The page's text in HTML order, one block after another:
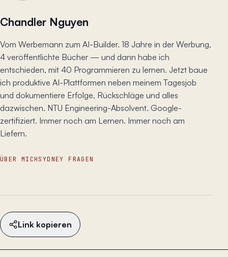
Chandler Nguyen
Vom Werbemann zum AI-Builder. 18 Jahre in der Werbung,
4 veröffentlichte Bücher — und dann habe ich
entschieden, mit 40 Programmieren zu lernen. Jetzt baue
ich produktive AI-Plattformen neben meinem Tagesjob
und dokumentiere Erfolge, Rückschläge und alles
dazwischen. NTU Engineering-Absolvent. Google-
zertifiziert. Immer noch am Lernen. Immer noch am
Liefern.
ÜBER MICH SYDNEY FRAGEN
Link kopieren